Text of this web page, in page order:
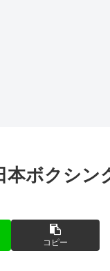
本ボクシン
コピー